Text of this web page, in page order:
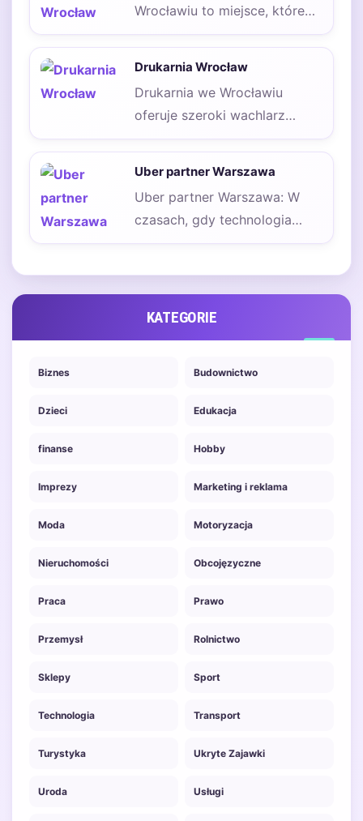
Wrocławiu to miejsce, które
oferuje szeroki wachlarz usług
Drukarnia Wrocław
Drukarnia we Wrocławiu
oferuje szeroki wachlarz
usług, które zaspokajają
indywidualnych, jak i…
Uber partner Warszawa
Uber partner Warszawa: W
czasach, gdy technologia
penetruje coraz więcej
KATEGORIE
Biznes Budownictwo
Dzieci Edukacja
finanse Hobby
Imprezy Marketing i reklama
Moda Motoryzacja
Nieruchomości Obcojęzyczne
Praca Prawo
Przemysł Rolnictwo
Sklepy Sport
Technologia Transport
Turystyka Ukryte Zajawki
Uroda Usługi